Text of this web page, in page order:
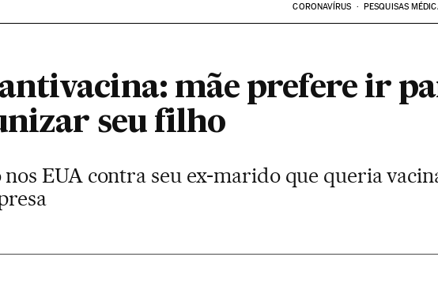
CORONAVÍRUS PESQUISAS
mãe prefere ir
seu filho
EUA contra seu ex-marido que queria